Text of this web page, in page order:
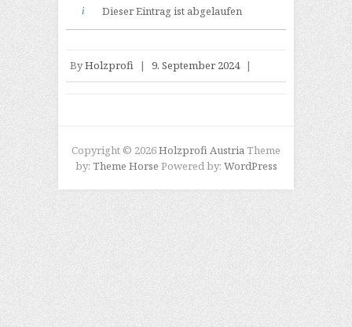
Dieser Eintrag ist abgelaufen
ByHolzprofi | 9. September 2024 |
Copyright © 2026Holzprofi Austria Theme
by: Theme Horse Powered by: WordPress